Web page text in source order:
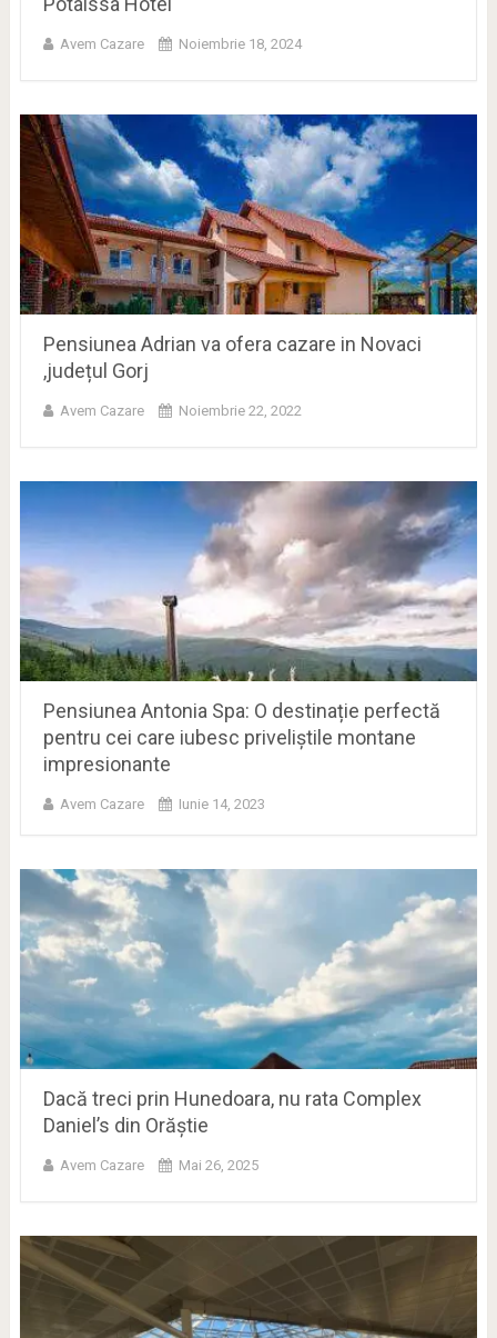
Avem Cazare Noiembrie 18, 2024
Pensiunea Adrian va ofera cazare in Novaci
,județul Gorj
Avem Cazare Noiembrie 22, 2022
Pensiunea Antonia Spa: O destinație perfectă
pentru cei care iubesc priveliștile montane
impresionante
Avem Cazare Iunie 14, 2023
Dacă treci prin Hunedoara, nu rata Complex
Daniel’s din Orăștie
Avem Cazare Mai 26, 2025